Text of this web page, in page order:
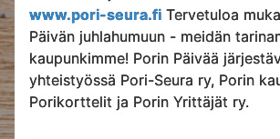
www.pori-seura.fi Tervetuloa
Päivän juhlahumuun - meidän
kaupunkimme! Porin Päivää
yhteistyössä Pori-Seura ry, Porin
Porikorttelit ja Porin Yrittäjät ry.